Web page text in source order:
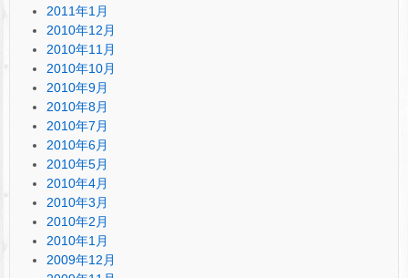
2011年1月
2010年12月
2010年11月
2010年10月
2010年9月
2010年8月
2010年7月
2010年6月
2010年5月
2010年4月
2010年3月
2010年2月
2010年1月
2009年12月